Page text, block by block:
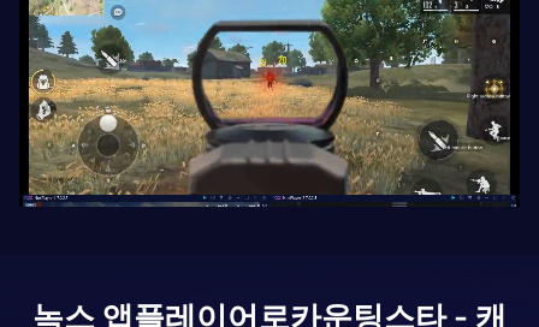
녹스 앱플레이어로카운팅스타 - 캐